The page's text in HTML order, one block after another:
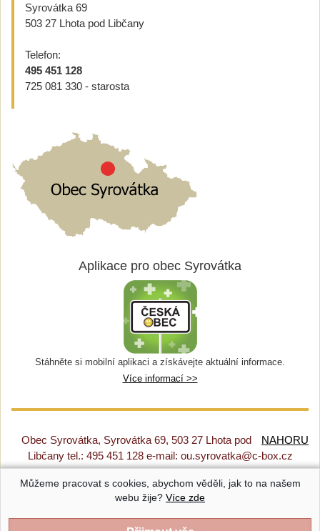
Syrovátka 69
503 27 Lhota pod Libčany
Telefon:
495 451 128
725 081 330 - starosta
Aplikace pro obec Syrovátka
Stáhněte si mobilní aplikaci a získávejte aktuální informace.
Více informací >>
NAHORU
Obec Syrovátka, Syrovátka 69, 503 27 Lhota pod
Libčany tel.: 495 451 128 e-mail: ou.syrovatka@c-box.cz
Prohlášení o přístupnosti|Původní web|Nastavení cookies
Můžeme pracovat s cookies, abychom věděli, jak to na našem
webu žije? Více zde